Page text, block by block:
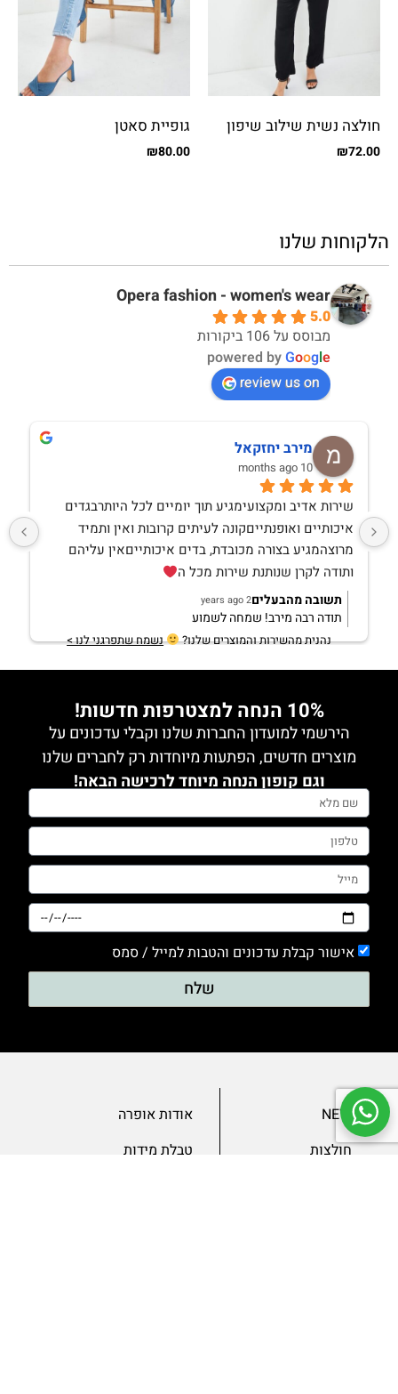
חולצה נשית שילוב שיפון
מבריק₪72.00
גופיית סאטן
₪80.00
הלקוחות שלנו
Opera fashion - women's wear
5.0
מבוסס על 106 ביקורות
powered byGoogle
review us on
מירב יחזקאל
10 months ago
ותודה לקרן שנותנת שירות מכל ה
תשובה מהבעלים2 years ago
תודה רבה מירב! שמחה לשמוע
נהנית מהשירות והמוצרים שלנו? נשמח שתפרגני לנו >
10% הנחה למצטרפות חדשות!
הירשמי למועדון החברות שלנו וקבלי עדכונים על
מוצרים חדשים, הפתעות מיוחדות רק לחברים שלנו
וגם קופון הנחה מיוחד לרכישה הבאה!
אישור קבלת עדכונים והטבות למייל / סמס
שלח
NEW
חולצות
אודות אופרה
טבלת מידות